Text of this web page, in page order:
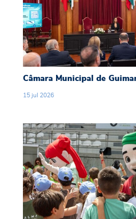
Câmara Municipal de
15 jul 2026
Guimarães recebeu